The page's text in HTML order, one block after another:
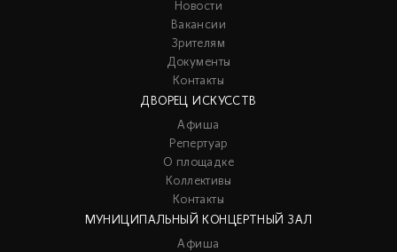
Новости
Вакансии
Зрителям
Документы
Контакты
ДВОРЕЦ ИСКУССТВ
Афиша
Репертуар
О площадке
Коллективы
Контакты
МУНИЦИПАЛЬНЫЙ КОНЦЕРТНЫЙ ЗАЛ
Афиша